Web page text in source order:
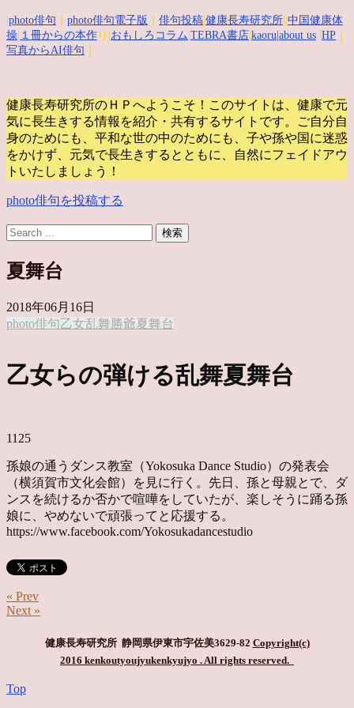
photo俳句 photo俳句電子版 俳句投稿 健康長寿研究所 中国健康体
操 １冊からの本作 り| おもしろコラム TEBRA書店 kaoru |about us HP
写真からAI俳句
健康長寿研究所のＨＰへようこそ！このサイトは、健康で元
気に長生きする情報を紹介・共有するサイトです。
ご自分自
身のためにも、平和な世の中のためにも、子や孫や国に迷惑
をかけず、元気で長生きするとともに、自然にフェイドアウ
トいたしましょう！
photo俳句を投稿する
夏舞台
2018年06月16日
photo俳句乙女乱舞 勝爺夏舞台
乙女らの弾ける乱舞夏舞台
1125
孫娘の通うダンス教室（Yokosuka Dance Studio）の発表会
（横須賀市文化会館）を見に行く。先日、孫と母親とで、ダ
ンスを続けるか否かで喧嘩をしていたが、楽しそうに踊る孫
娘に、やめないで頑張ってと応援する。
https://www.facebook.com/Yokosukadancestudio
« Prev
Next »
健康長寿研究所 静岡県伊東市宇佐美3629-82 Copyright(c)
2016 kenkoutyoujyukenkyujyo . All rights reserved.
Top